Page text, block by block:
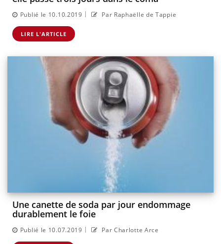
Publié le 10.10.2019 | Par Raphaëlle de Tappie
LIRE L'ARTICLE
Une canette de soda par jour endommage
durablement le foie
Publié le 10.07.2019 | Par Charlotte Arce